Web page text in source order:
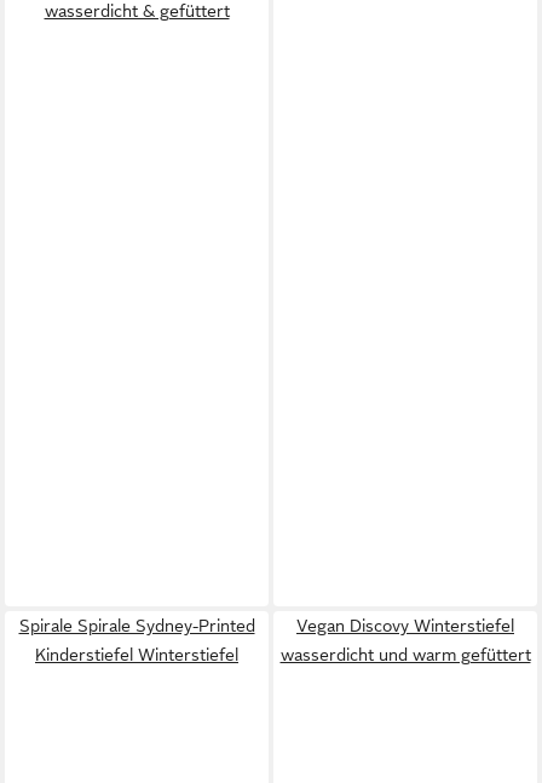
wasserdicht & gefüttert
Spirale Spirale Sydney-Printed
Kinderstiefel Winterstiefel
Vegan Discovy Winterstiefel
wasserdicht und warm gefüttert